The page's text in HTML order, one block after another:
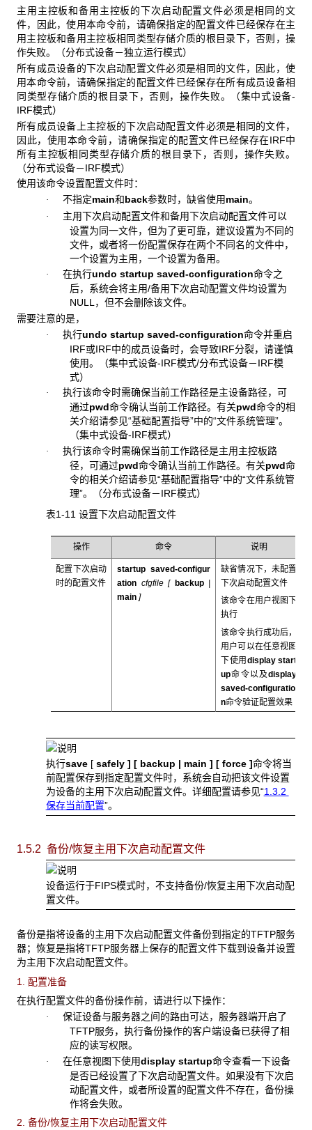
主用主控板和备用主控板的下次启动配置文件必须是相同的文
件，因此，使用本命令前，请确保指定的配置文件已经保存在主
用主控板和备用主控板相同类型存储介质的根目录下，否则，操
作失败。（分布式设备－独立运行模式）
所有成员设备的下次启动配置文件必须是相同的文件，因此，使
用本命令前，请确保指定的配置文件已经保存在所有成员设备相
同类型存储介质的根目录下，否则，操作失败。（集中式设备-
IRF模式）
所有成员设备上主控板的下次启动配置文件必须是相同的文件，
因此，使用本命令前，请确保指定的配置文件已经保存在IRF中
所有主控板相同类型存储介质的根目录下，否则，操作失败。
（分布式设备－IRF模式）
使用该命令设置配置文件时：
· 不指定main和back参数时，缺省使用main。
· 主用下次启动配置文件和备用下次启动配置文件可以
设置为同一文件，但为了更可靠，建议设置为不同的
文件，或者将一份配置保存在两个不同名的文件中，
一个设置为主用，一个设置为备用。
· 在执行undo startup saved-configuration命令之
后，系统会将主用/备用下次启动配置文件均设置为
NULL，但不会删除该文件。
需要注意的是，
· 执行undo startup saved-configuration命令并重启
IRF或IRF中的成员设备时，会导致IRF分裂，请谨慎
使用。（集中式设备-IRF模式/分布式设备－IRF模
式）
· 执行该命令时需确保当前工作路径是主设备路径，可
通过pwd命令确认当前工作路径。有关pwd命令的相
关介绍请参见“基础配置指导”中的“文件系统管理”。
（集中式设备-IRF模式）
· 执行该命令时需确保当前工作路径是主用主控板路
径，可通过pwd命令确认当前工作路径。有关pwd命
令的相关介绍请参见“基础配置指导”中的“文件系统管
理”。（分布式设备－IRF模式）
表1-11 设置下次启动配置文件
操作 命令 说明
配置下次启动
时的配置文件
startup saved-configur
ation cfgfile [ backup|
main ]
缺省情况下，未配置
下次启动配置文件
该命令在用户视图下
执行
该命令执行成功后，
用户可以在任意视图
下使用 display start
up命令以及display
saved-configuratio
n命令验证配置效果
执行save[ safely ] [ backup | main ] [ force ]命令将当
前配置保存到指定配置文件时，系统会自动把该文件设置
为设备的主用下次启动配置文件。详细配置请参见“1.3.2
保存当前配置”。
1.5.2 备份/恢复主用下次启动配置文件
设备运行于FIPS模式时，不支持备份/恢复主用下次启动配
置文件。
备份是指将设备的主用下次启动配置文件备份到指定的TFTP服务
器；恢复是指将TFTP服务器上保存的配置文件下载到设备并设置
为主用下次启动配置文件。
1. 配置准备
在执行配置文件的备份操作前，请进行以下操作：
· 保证设备与服务器之间的路由可达，服务器端开启了
TFTP服务，执行备份操作的客户端设备已获得了相
应的读写权限。
· 在任意视图下使用display startup命令查看一下设备
是否已经设置了下次启动配置文件。如果没有下次启
动配置文件，或者所设置的配置文件不存在，备份操
作将会失败。
2. 备份/恢复主用下次启动配置文件